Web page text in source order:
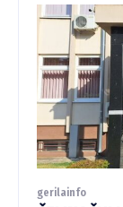
gerilainfo